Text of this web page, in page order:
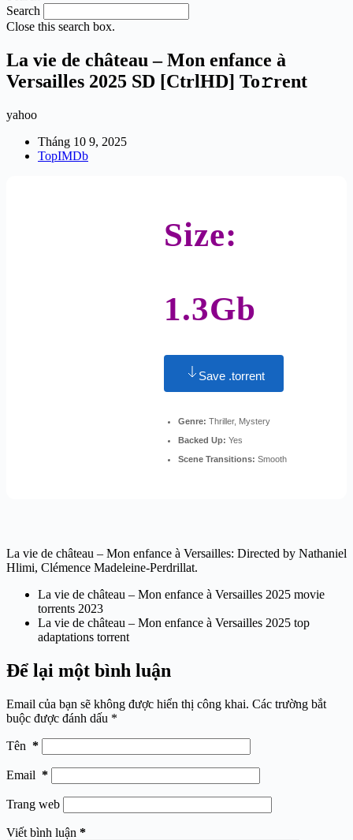
Search
Close this search box.
La vie de château – Mon enfance à
Versailles 2025 SD [CtrlHD] To𝚛rent
yahoo
Tháng 10 9, 2025
TopIMDb
Size:
1.3Gb
Save .torrent
Genre: Thriller, Mystery
Backed Up: Yes
Scene Transitions: Smooth
La vie de château – Mon enfance à Versailles: Directed by Nathaniel
Hlimi, Clémence Madeleine-Perdrillat.
La vie de château – Mon enfance à Versailles 2025 movie
torrents 2023
La vie de château – Mon enfance à Versailles 2025 top
adaptations torrent
Để lại một bình luận
Email của bạn sẽ không được hiển thị công khai. Các trường bắt
buộc được đánh dấu *
Tên *
Email *
Trang web
Viết bình luận *